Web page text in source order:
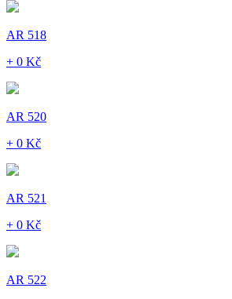
AR 518
+ 0 Kč
AR 520
+ 0 Kč
AR 521
+ 0 Kč
AR 522